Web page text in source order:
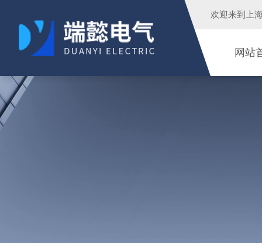
欢迎来到 上
网站